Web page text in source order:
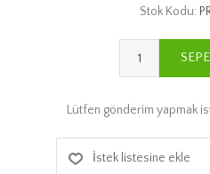
Stok Kodu:
Lütfen gönderim yapmak
İstek listesine ekle